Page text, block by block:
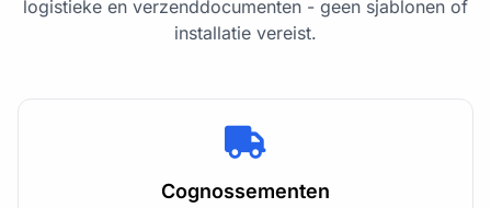
logistieke en verzenddocumenten - geen sjablonen of
installatie vereist.
Cognossementen